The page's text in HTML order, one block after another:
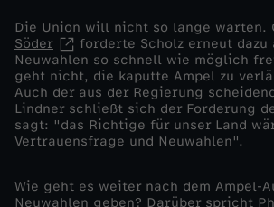
g
e
h
t
e
Die Union will nicht so lange warten.
Söder
forderte Scholz erneut dazu
Neuwahlen so schnell wie möglich
geht nicht, die kaputte Ampel zu
Auch der aus der Regierung
Lindner schließt sich der Forderung
sagt: "das Richtige für unser Land
Vertrauensfrage und Neuwahlen".
Wie geht es weiter nach dem Ampel-
Neuwahlen geben? Darüber spricht